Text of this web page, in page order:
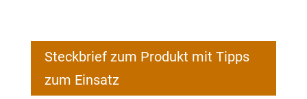
Steckbrief zum Produkt mit Tipps
zum Einsatz